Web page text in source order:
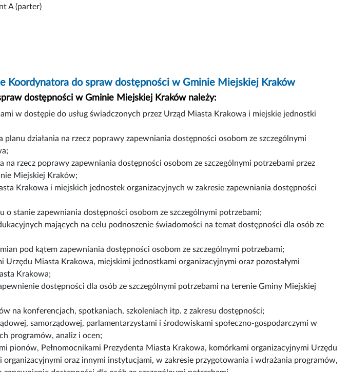
A (parter)
Koordynatora do spraw dostępności w Gminie Miejskiej Kraków
dostępności w Gminie Miejskiej Kraków należy:
w dostępie do usług świadczonych przez Urząd Miasta Krakowa i miejskie jednostki
działania na rzecz poprawy zapewniania dostępności osobom ze szczególnymi
na rzecz poprawy zapewniania dostępności osobom ze szczególnymi potrzebami przez
Miejskiej Kraków;
Krakowa i miejskich jednostek organizacyjnych w zakresie zapewniania dostępności
stanie zapewniania dostępności osobom ze szczególnymi potrzebami;
mających na celu podnoszenie świadomości na temat dostępności dla osób ze
pod kątem zapewniania dostępności osobom ze szczególnymi potrzebami;
Urzędu Miasta Krakowa, miejskimi jednostkami organizacyjnymi oraz pozostałymi
Krakowa;
dostępności dla osób ze szczególnymi potrzebami na terenie Gminy Miejskiej
na konferencjach, spotkaniach, szkoleniach itp. z zakresu dostępności;
samorządowej, parlamentarzystami i środowiskami społeczno-gospodarczymi w
programów, analiz i ocen;
pionów, Pełnomocnikami Prezydenta Miasta Krakowa, komórkami organizacyjnymi Urzędu
oraz innymi instytucjami, w zakresie przygotowania i wdrażania programów,